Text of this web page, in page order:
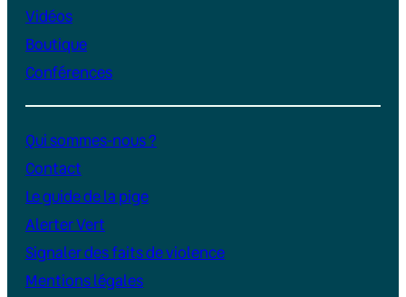
Vidéos
Boutique
Conférences
Qui sommes-nous ?
Contact
Le guide de la pige
Alerter Vert
Signaler des faits de violence
Mentions légales